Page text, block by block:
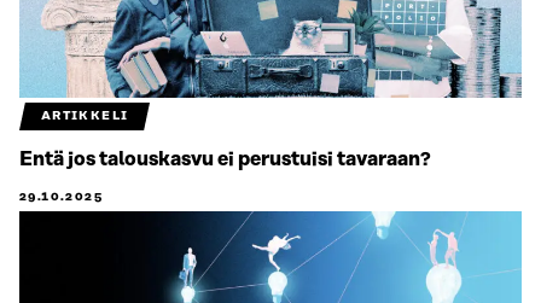
ARTIKKELI
Entä jos talouskasvu ei perustuisi tavaraan?
29.10.2025